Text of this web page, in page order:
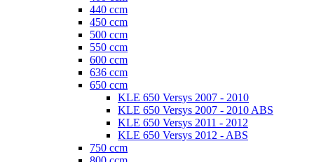
440 ccm
450 ccm
500 ccm
550 ccm
600 ccm
636 ccm
650 ccm
KLE 650 Versys 2007 - 2010
KLE 650 Versys 2007 - 2010 ABS
KLE 650 Versys 2011 - 2012
KLE 650 Versys 2012 - ABS
750 ccm